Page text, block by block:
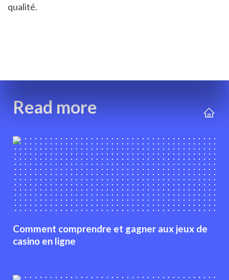
qualité.
Read more
Comment comprendre et gagner aux jeux de
casino en ligne